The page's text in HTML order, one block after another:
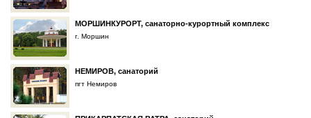
МОРШИНКУРОРТ, санаторно-курортный комплекс
г. Моршин
НЕМИРОВ, санаторий
пгт Немиров